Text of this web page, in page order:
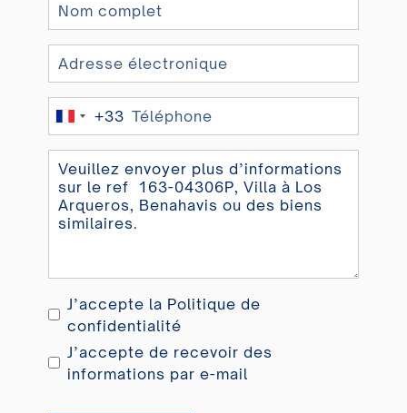
France
+33
J’accepte la Politique de
confidentialité
J’accepte de recevoir des
informations par e-mail